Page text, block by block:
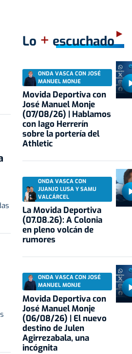
Lo + escuchado
ONDA VASCA CON JOSÉ
MANUEL MONJE
Movida Deportiva con
José Manuel Monje
(07/08/26) | Hablamos
con Iago Herrerín
sobre la portería del
Athletic
ONDA VASCA CON
JUANJO LUSA Y SAMU
VALCÁRCEL
La Movida Deportiva
(07.08.26): A Colonia
en pleno volcán de
rumores
ONDA VASCA CON JOSÉ
MANUEL MONJE
Movida Deportiva con
José Manuel Monje
(06/08/26) | El nuevo
destino de Julen
Agirrezabala, una
incógnita